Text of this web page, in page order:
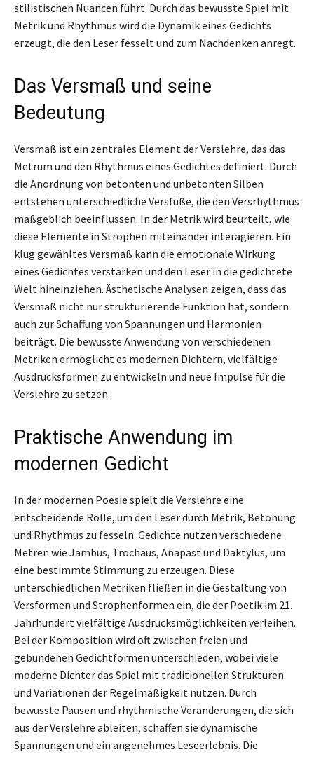
stilistischen Nuancen führt. Durch das bewusste Spiel mit
Metrik und Rhythmus wird die Dynamik eines Gedichts
erzeugt, die den Leser fesselt und zum Nachdenken anregt.
Das Versmaß und seine
Bedeutung
Versmaß ist ein zentrales Element der Verslehre, das das
Metrum und den Rhythmus eines Gedichtes definiert. Durch
die Anordnung von betonten und unbetonten Silben
entstehen unterschiedliche Versfüße, die den Versrhythmus
maßgeblich beeinflussen. In der Metrik wird beurteilt, wie
diese Elemente in Strophen miteinander interagieren. Ein
klug gewähltes Versmaß kann die emotionale Wirkung
eines Gedichtes verstärken und den Leser in die gedichtete
Welt hineinziehen. Ästhetische Analysen zeigen, dass das
Versmaß nicht nur strukturierende Funktion hat, sondern
auch zur Schaffung von Spannungen und Harmonien
beiträgt. Die bewusste Anwendung von verschiedenen
Metriken ermöglicht es modernen Dichtern, vielfältige
Ausdrucksformen zu entwickeln und neue Impulse für die
Verslehre zu setzen.
Praktische Anwendung im
modernen Gedicht
In der modernen Poesie spielt die Verslehre eine
entscheidende Rolle, um den Leser durch Metrik, Betonung
und Rhythmus zu fesseln. Gedichte nutzen verschiedene
Metren wie Jambus, Trochäus, Anapäst und Daktylus, um
eine bestimmte Stimmung zu erzeugen. Diese
unterschiedlichen Metriken fließen in die Gestaltung von
Versformen und Strophenformen ein, die der Poetik im 21.
Jahrhundert vielfältige Ausdrucksmöglichkeiten verleihen.
Bei der Komposition wird oft zwischen freien und
gebundenen Gedichtformen unterschieden, wobei viele
moderne Dichter das Spiel mit traditionellen Strukturen
und Variationen der Regelmäßigkeit nutzen. Durch
bewusste Pausen und rhythmische Veränderungen, die sich
aus der Verslehre ableiten, schaffen sie dynamische
Spannungen und ein angenehmes Leseerlebnis. Die